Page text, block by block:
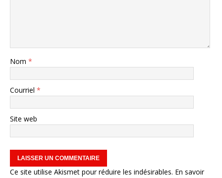
Nom *
Courriel *
Site web
Ce site utilise Akismet pour réduire les indésirables. En savoir